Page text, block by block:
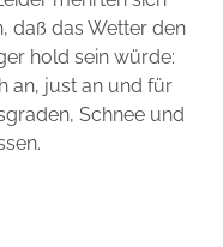
daß das Wetter den
hold sein würde:
an, just an und für
Schnee und